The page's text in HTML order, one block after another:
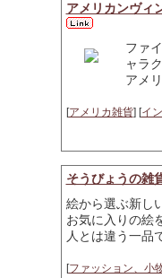
アメリカンヴィ
ファ
ャラ
アメ
[アメリカ雑貨] [イ
そうびょうの雑
絵から選ぶ新し
お気に入りの絵
人とは違う一品
[ファッション、小